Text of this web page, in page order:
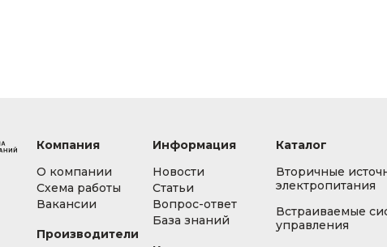
Компания
О компании
Схема работы
Вакансии
Производители
Информация
Новости
Статьи
Вопрос-ответ
База знаний
Каталог
Вторичные
электропитания
Встраиваемые
управления